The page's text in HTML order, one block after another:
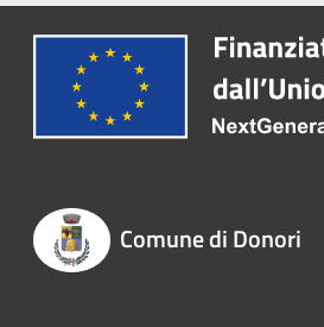
Comune di Donori